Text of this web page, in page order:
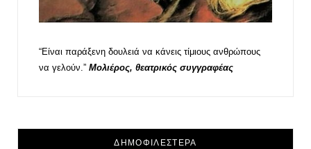
“Είναι παράξενη δουλειά να κάνεις τίμιους ανθρώπους
να γελούν.” Μολιέρος, θεατρικός συγγραφέας
ΔΗΜΟΦΙΛΕΣΤΕΡΑ